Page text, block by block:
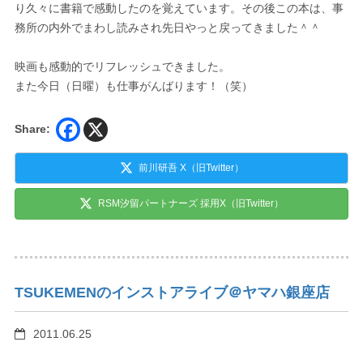
り久々に書籍で感動したのを覚えています。その後この本は、事
務所の内外でまわし読みされ先日やっと戻ってきました＾＾
映画も感動的でリフレッシュできました。
また今日（日曜）も仕事がんばります！（笑）
Share:
前川研吾 X（旧Twitter）
RSM汐留パートナーズ 採用X（旧Twitter）
TSUKEMENのインストアライブ＠ヤマハ銀座店
2011.06.25